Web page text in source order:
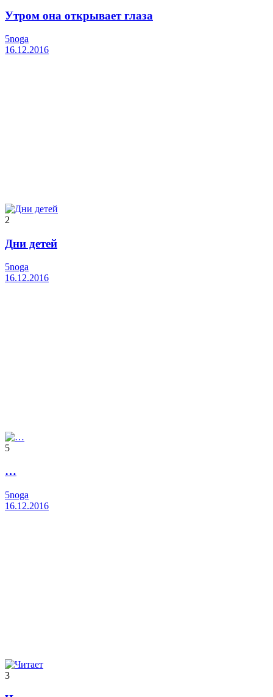
Утром она открывает глаза
5noga
16.12.2016
2
Дни детей
5noga
16.12.2016
5
…
5noga
16.12.2016
3